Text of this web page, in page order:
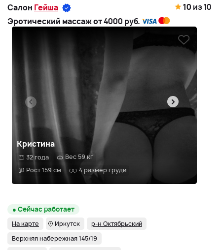
Салон Гейша 10 из 10
Эротический массаж от 4000 руб.
Кристина
32 года
Вес 59 кг
Рост 159 см
4 размер груди
● Сейчас работает
Иркутск
р-н Октябрьский
Верхняя набережная 145/19
На карте